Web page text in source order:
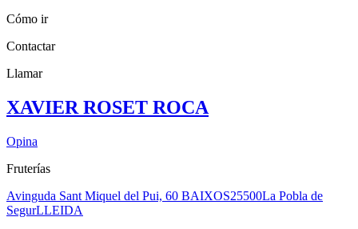
Cómo ir
Contactar
Llamar
XAVIER ROSET ROCA
Opina
Fruterías
Avinguda Sant Miquel del Pui, 60 BAIXOS25500La Pobla de
SegurLLEIDA